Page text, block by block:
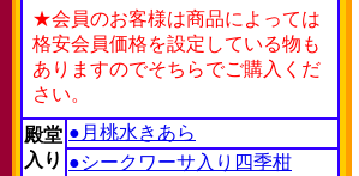
★会員のお客様は商品によっては
格安会員価格を設定している物も
ありますのでそちらでご購入くだ
さい。
殿堂
入り
●月桃水きあら
●シークワーサ入り四季柑